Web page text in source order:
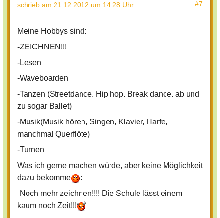
schrieb am 21.12.2012 um 14:28 Uhr: #7
Meine Hobbys sind:
-ZEICHNEN!!!
-Lesen
-Waveboarden
-Tanzen (Streetdance, Hip hop, Break dance, ab und
zu sogar Ballet)
-Musik(Musik hören, Singen, Klavier, Harfe,
manchmal Querflöte)
-Turnen
Was ich gerne machen würde, aber keine Möglichkeit
dazu bekomme
:
-Noch mehr zeichnen!!!! Die Schule lässt einem
kaum noch Zeit!!!